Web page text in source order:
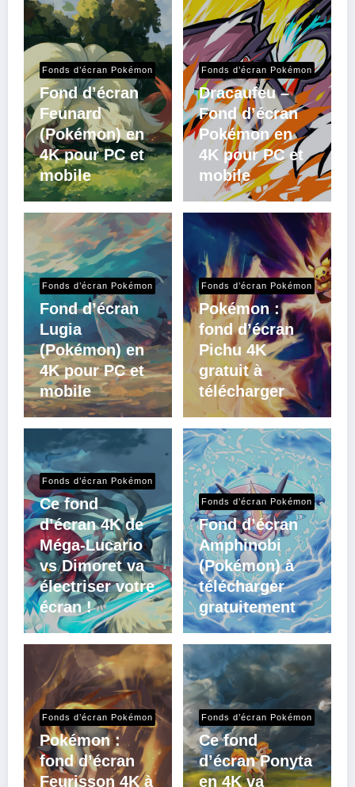
Fonds d’écran Pokémon
Fond d’écran
Feunard
(Pokémon) en
4K pour PC et
mobile
Fonds d’écran Pokémon
Dracaufeu –
Fond d’écran
Pokémon en
4K pour PC et
mobile
Fonds d’écran Pokémon
Fond d’écran
Lugia
(Pokémon) en
4K pour PC et
mobile
Fonds d’écran Pokémon
Pokémon :
fond d’écran
Pichu 4K
gratuit à
télécharger
Fonds d’écran Pokémon
Ce fond
d’écran 4K de
Méga-Lucario
vs Dimoret va
électriser votre
écran !
Fonds d’écran Pokémon
Fond d’écran
Amphinobi
(Pokémon) à
télécharger
gratuitement
Fonds d’écran Pokémon
Pokémon :
fond d’écran
Feurisson 4K à
Fonds d’écran Pokémon
Ce fond
d’écran Ponyta
en 4K va